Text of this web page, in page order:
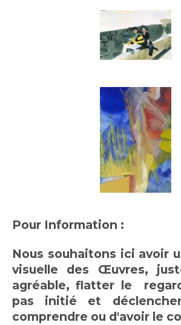
Pour Information :
Nous souhaitons ici avoir
visuelle des Œuvres,
agréable, flatter le
pas initié et
comprendre ou d'avoir le